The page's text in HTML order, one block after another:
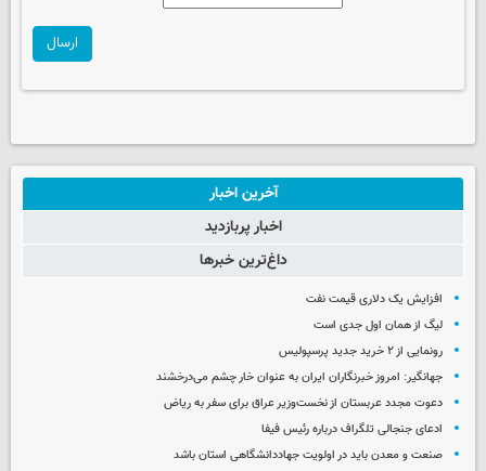
ارسال
آخرین اخبار
اخبار پربازدید
داغ‌ترین خبرها
افزایش یک دلاری قیمت نفت
لیگ از همان اول جدی است
رونمایی از ۲ خرید جدید پرسپولیس
جهانگیر: امروز خبرنگاران ایران به عنوان خار چشم می‌درخشند
دعوت مجدد عربستان از نخست‌وزیر عراق برای سفر به ریاض
ادعای جنجالی تلگراف درباره رئیس فیفا
صنعت و معدن باید در اولویت جهاددانشگاهی استان باشد